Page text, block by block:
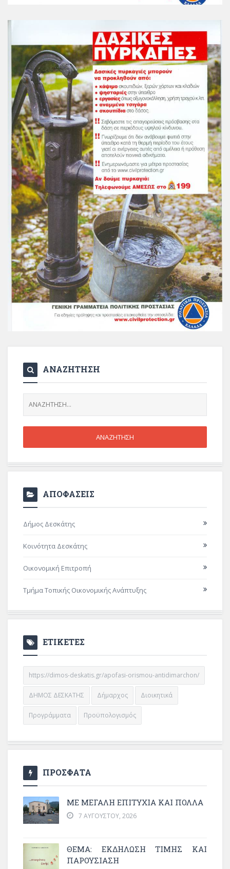
ΑΝΑΖΗΤΗΣΗ
ΑΠΟΦΑΣΕΙΣ
Δήμος Δεσκάτης
Κοινότητα Δεσκάτης
Οικονομική Επιτροπή
Τμήμα Τοπικής Οικονομικής Ανάπτυξης
ΕΤΙΚΕΤΕΣ
https://dimos-deskatis.gr/apofasi-orismou-antidimarchon/
ΔΗΜΟΣ ΔΕΣΚΑΤΗΣ Δήμαρχος Διοικητικά
Προγράμματα Προϋπολογισμός
ΠΡΟΣΦΑΤΑ
ΜΕ ΜΕΓΆΛΗ ΕΠΙΤΥΧΊΑ ΚΑΙ ΠΟΛΛΆ
7 ΑΥΓΟΎΣΤΟΥ, 2026
ΘΈΜΑ: ΕΚΔΉΛΩΣΗ ΤΙΜΉΣ ΚΑΙ
ΠΑΡΟΥΣΊΑΣΗ